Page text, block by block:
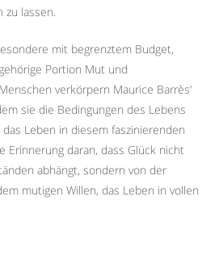
lassen.
mit begrenztem Budget,
Portion Mut und
verkörpern Maurice Barrès‘
sie die Bedingungen des Lebens
Leben in diesem faszinierenden
Erinnerung daran, dass Glück nicht
abhängt, sondern von der
mutigen Willen, das Leben in vollen